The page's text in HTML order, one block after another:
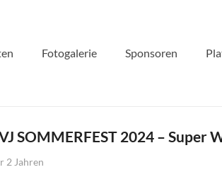
Fotogalerie Sponsoren
SOMMERFEST 2024 – Super
2 Jahren